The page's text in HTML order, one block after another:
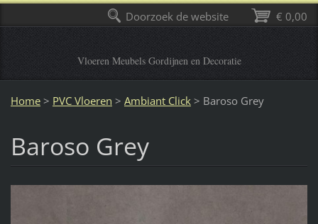
Vloeren Meubels Gordijnen en Decoratie
Home > PVC Vloeren > Ambiant Click > Baroso Grey
Baroso Grey
€ 0,00
Doorzoek de website